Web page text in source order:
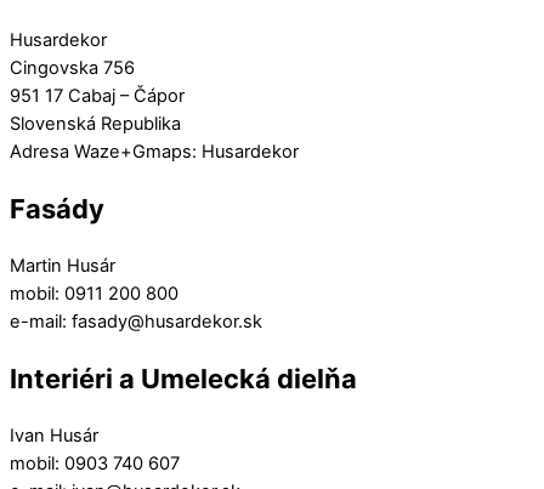
Husardekor
Cingovska 756
951 17 Cabaj – Čápor
Slovenská Republika
Adresa Waze+Gmaps: Husardekor
Fasády
Martin Husár
mobil: 0911 200 800
e-mail: fasady@husardekor.sk
Interiéri a Umelecká dielňa
Ivan Husár
mobil: 0903 740 607